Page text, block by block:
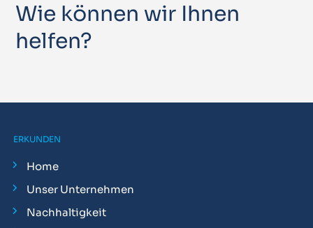
Wie können wir Ihnen
helfen?
ERKUNDEN
Home
Unser Unternehmen
Nachhaltigkeit